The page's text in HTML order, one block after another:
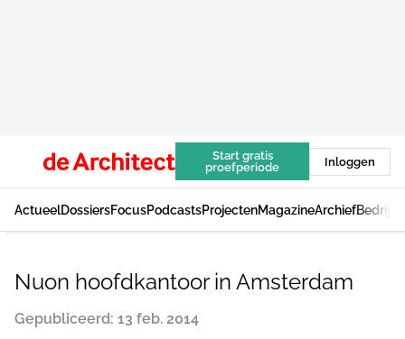
Start gratis
proefperiode
Inloggen
ActueelDossiersFocusPodcastsProjectenMagazineArchief
Nuon hoofdkantoor in Amsterdam
Gepubliceerd: 13 feb. 2014